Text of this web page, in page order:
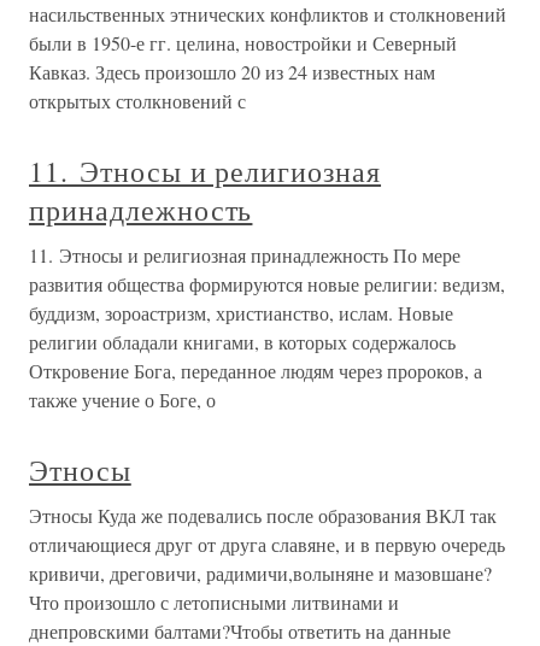
насильственных этнических конфликтов и столкновений
были в 1950-е гг. целина, новостройки и Северный
Кавказ. Здесь произошло 20 из 24 известных нам
открытых столкновений с
11. Этносы и религиозная
принадлежность
11. Этносы и религиозная принадлежность По мере
развития общества формируются новые религии: ведизм,
буддизм, зороастризм, христианство, ислам. Новые
религии обладали книгами, в которых содержалось
Откровение Бога, переданное людям через пророков, а
также учение о Боге, о
Этносы
Этносы Куда же подевались после образования ВКЛ так
отличающиеся друг от друга славяне, и в первую очередь
кривичи, дреговичи, радимичи,волыняне и мазовшане?
Что произошло с летописными литвинами и
днепровскими балтами?Чтобы ответить на данные